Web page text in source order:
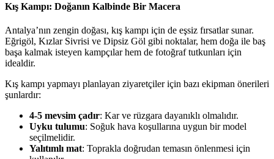
Kış Kampı: Doğanın Kalbinde Bir Macera
Antalya’nın zengin doğası, kış kampı için de eşsiz fırsatlar sunar.
Eğrigöl, Kızlar Sivrisi ve Dipsiz Göl gibi noktalar, hem doğa ile baş
başa kalmak isteyen kampçılar hem de fotoğraf tutkunları için
idealdir.
Kış kampı yapmayı planlayan ziyaretçiler için bazı ekipman önerileri
şunlardır:
4-5 mevsim çadır: Kar ve rüzgara dayanıklı olmalıdır.
Uyku tulumu: Soğuk hava koşullarına uygun bir model
seçilmelidir.
Yalıtımlı mat: Toprakla doğrudan temasın önlenmesi için